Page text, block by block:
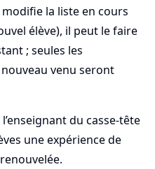
la liste en cours
élève), il peut le faire
; seules les
venu seront
du casse-tête
une expérience de